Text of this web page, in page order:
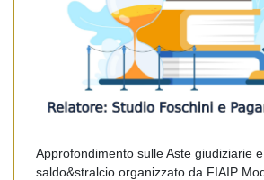
Approfondimento sulle Aste giudiziarie
saldo&stralcio organizzato da FIAIP